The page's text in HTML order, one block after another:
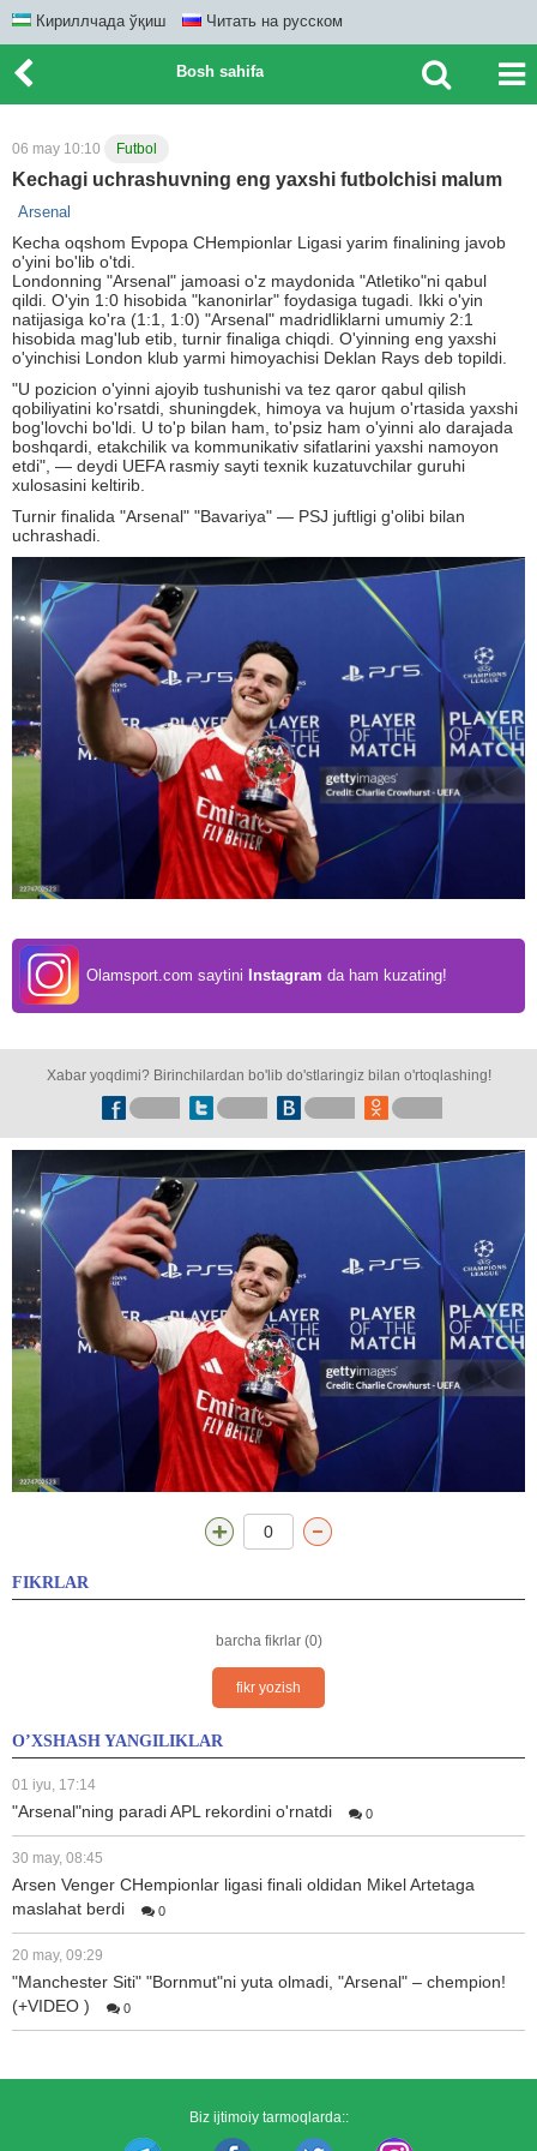
Кириллчада ўқиш Читать на русском
Bosh sahifa
06 may 10:10 Futbol
Kechagi uchrashuvning eng yaxshi futbolchisi malum
Arsenal
Kecha oqshom Evpopa CHempionlar Ligasi yarim finalining javob
o'yini bo'lib o'tdi.
Londonning "Arsenal" jamoasi o'z maydonida "Atletiko"ni qabul
qildi. O'yin 1:0 hisobida "kanonirlar" foydasiga tugadi. Ikki o'yin
natijasiga ko'ra (1:1, 1:0) "Arsenal" madridliklarni umumiy 2:1
hisobida mag'lub etib, turnir finaliga chiqdi. O'yinning eng yaxshi
o'yinchisi London klub yarmi himoyachisi Deklan Rays deb topildi.
"U pozicion o'yinni ajoyib tushunishi va tez qaror qabul qilish
qobiliyatini ko'rsatdi, shuningdek, himoya va hujum o'rtasida yaxshi
bog'lovchi bo'ldi. U to'p bilan ham, to'psiz ham o'yinni alo darajada
boshqardi, etakchilik va kommunikativ sifatlarini yaxshi namoyon
etdi", — deydi UEFA rasmiy sayti texnik kuzatuvchilar guruhi
xulosasini keltirib.
Turnir finalida "Arsenal" "Bavariya" — PSJ juftligi g'olibi bilan
uchrashadi.
Olamsport.com saytini Instagram da ham kuzating!
Xabar yoqdimi? Birinchilardan bo'lib do'stlaringiz bilan o'rtoqlashing!
0
FIKRLAR
barcha fikrlar (0)
fikr yozish
O’XSHASH YANGILIKLAR
01 iyu, 17:14
"Arsenal"ning paradi APL rekordini o'rnatdi 0
30 may, 08:45
Arsen Venger CHempionlar ligasi finali oldidan Mikel Artetaga
maslahat berdi
0
20 may, 09:29
"Manchester Siti" "Bornmut"ni yuta olmadi, "Arsenal" – chempion!
(+VIDEO )
0
Biz ijtimoiy tarmoqlarda::